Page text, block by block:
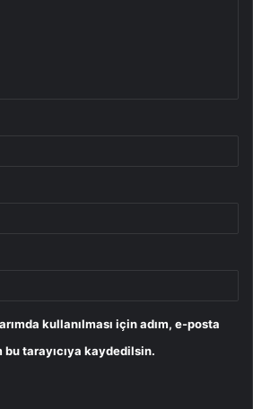
kullanılması için adım, e-posta
tarayıcıya kaydedilsin.